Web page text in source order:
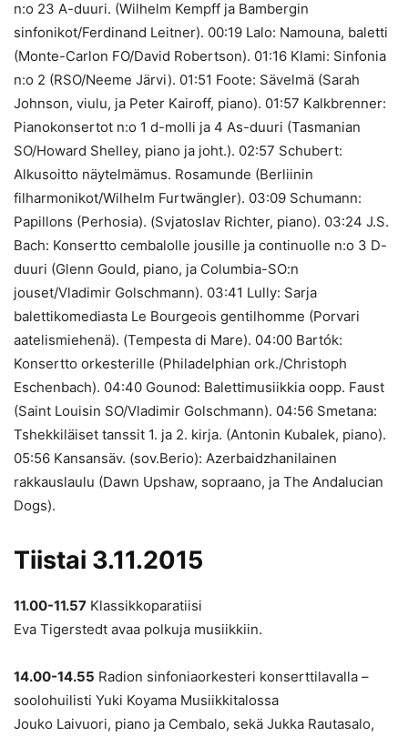
n:o 23 A-duuri. (Wilhelm Kempff ja Bambergin
sinfonikot/Ferdinand Leitner). 00:19 Lalo: Namouna, baletti
(Monte-Carlon FO/David Robertson). 01:16 Klami: Sinfonia
n:o 2 (RSO/Neeme Järvi). 01:51 Foote: Sävelmä (Sarah
Johnson, viulu, ja Peter Kairoff, piano). 01:57 Kalkbrenner:
Pianokonsertot n:o 1 d-molli ja 4 As-duuri (Tasmanian
SO/Howard Shelley, piano ja joht.). 02:57 Schubert:
Alkusoitto näytelmämus. Rosamunde (Berliinin
filharmonikot/Wilhelm Furtwängler). 03:09 Schumann:
Papillons (Perhosia). (Svjatoslav Richter, piano). 03:24 J.S.
Bach: Konsertto cembalolle jousille ja continuolle n:o 3 D-
duuri (Glenn Gould, piano, ja Columbia-SO:n
jouset/Vladimir Golschmann). 03:41 Lully: Sarja
balettikomediasta Le Bourgeois gentilhomme (Porvari
aatelismiehenä). (Tempesta di Mare). 04:00 Bartók:
Konsertto orkesterille (Philadelphian ork./Christoph
Eschenbach). 04:40 Gounod: Balettimusiikkia oopp. Faust
(Saint Louisin SO/Vladimir Golschmann). 04:56 Smetana:
Tshekkiläiset tanssit 1. ja 2. kirja. (Antonin Kubalek, piano).
05:56 Kansansäv. (sov.Berio): Azerbaidzhanilainen
rakkauslaulu (Dawn Upshaw, sopraano, ja The Andalucian
Dogs).
Tiistai 3.11.2015
11.00-11.57 Klassikkoparatiisi
Eva Tigerstedt avaa polkuja musiikkiin.
14.00-14.55 Radion sinfoniaorkesteri konserttilavalla –
soolohuilisti Yuki Koyama Musiikkitalossa
Jouko Laivuori, piano ja Cembalo, sekä Jukka Rautasalo,